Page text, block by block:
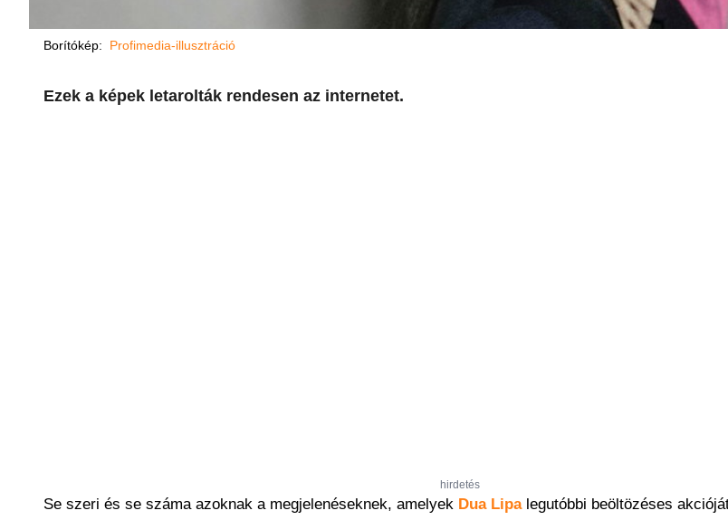
Borítókép: Profimedia-illusztráció
Ezek a képek letarolták rendesen az internetet.
hirdetés
Se szeri és se száma azoknak a megjelenéseknek, amelyek Dua Lipalegutóbbi beöltözéses